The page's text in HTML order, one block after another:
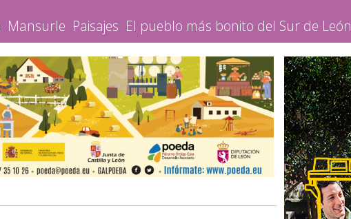
Mansurle Paisajes El pueblo más bonito del Sur de León